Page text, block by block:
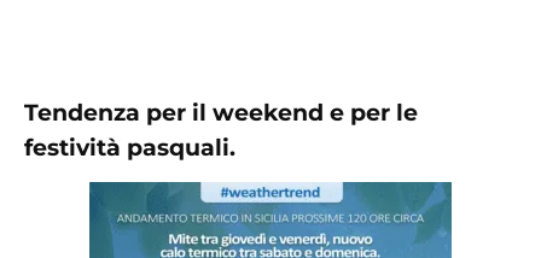
Tendenza per il weekend e per le
festività pasquali.